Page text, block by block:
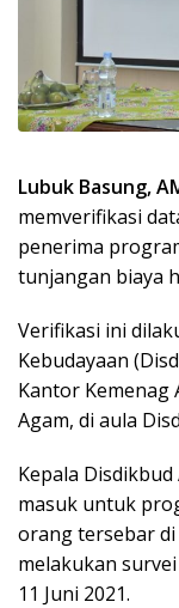
Lubuk Basung,
memverifikasi
penerima
tunjangan biaya
Verifikasi ini
Kebudayaan
Kantor Kemenag
Agam, di aula
Kepala
masuk untuk
orang tersebar di
melakukan
11 Juni 2021.